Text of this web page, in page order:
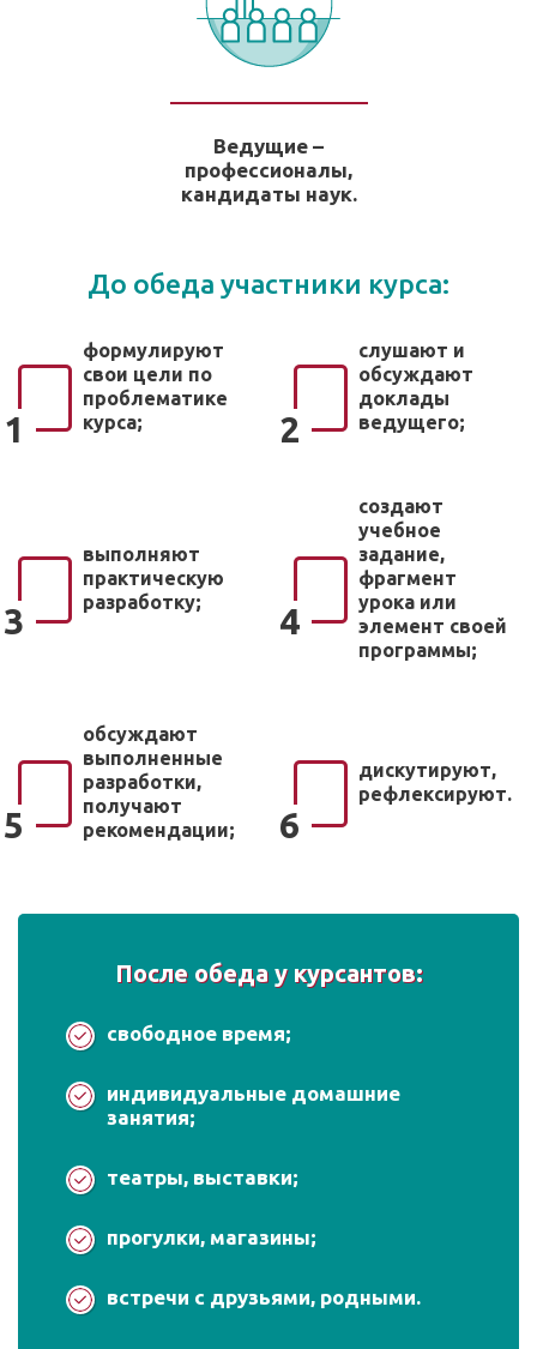
Ведущие –
профессионалы,
кандидаты наук.
До обеда участники курса:
1
формулируют
свои цели по
проблематике
курса;
2
слушают и
обсуждают
доклады
ведущего;
3
выполняют
практическую
разработку;
4
создают
учебное
задание,
фрагмент
урока или
элемент своей
программы;
5
обсуждают
выполненные
разработки,
получают
рекомендации;
6
дискутируют,
рефлексируют.
После обеда у курсантов:
свободное время;
индивидуальные домашние
занятия;
театры, выставки;
прогулки, магазины;
встречи с друзьями, родными.